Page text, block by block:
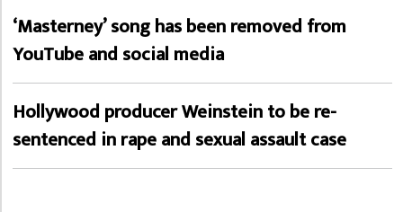
‘Masterney’ song has been removed from
YouTube and social media
Hollywood producer Weinstein to be re-
sentenced in rape and sexual assault case